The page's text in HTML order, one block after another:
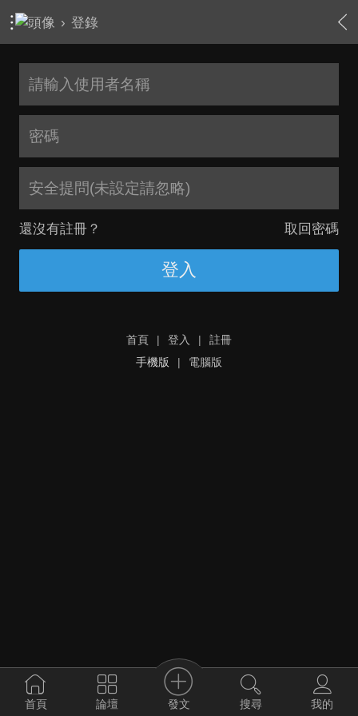
› 登錄
安全提問(未設定請忽略)
還沒有註冊？ 取回密碼
登入
首頁 | 登入 |
註冊
手機版
| 電腦版
首頁 論壇 發文 搜尋 我的